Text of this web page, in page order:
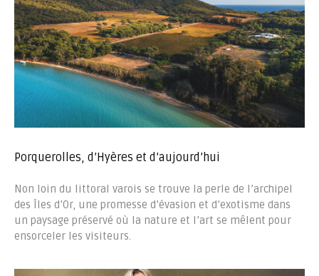
Porquerolles, d’Hyères et d’aujourd’hui
Non loin du littoral varois se trouve la perle de l’archipel
des Îles d’Or, une promesse d’évasion et d’exotisme dans
un paysage préservé où la nature et l’art se mêlent pour
ensorceler les visiteurs.